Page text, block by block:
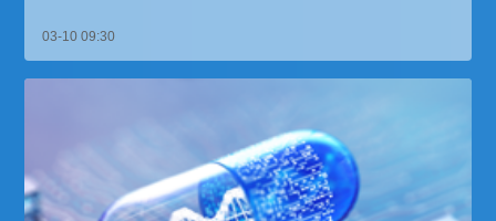
03-10 09:30